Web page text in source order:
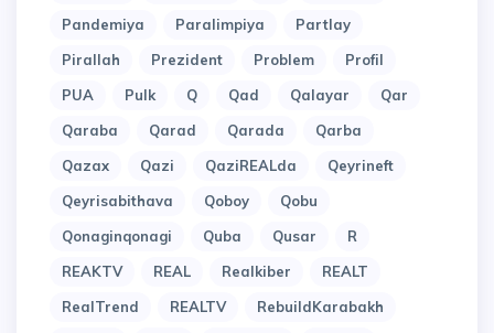
Pandemiya
Paralimpiya
Partlay
Pirallah
Prezident Problem
Profil
PUA
Pulk Q Qad Qalayar
Qar
Qaraba
Qarad Qarada
Qarba
Qazax
Qazi QaziREALda
Qeyrineft
Qeyrisabithava
Qoboy
Qobu
Qonaginqonagi
Quba Qusar
R
REAKTV
REAL Realkiber
REALT
RealTrend
REALTV RebuildKarabakh